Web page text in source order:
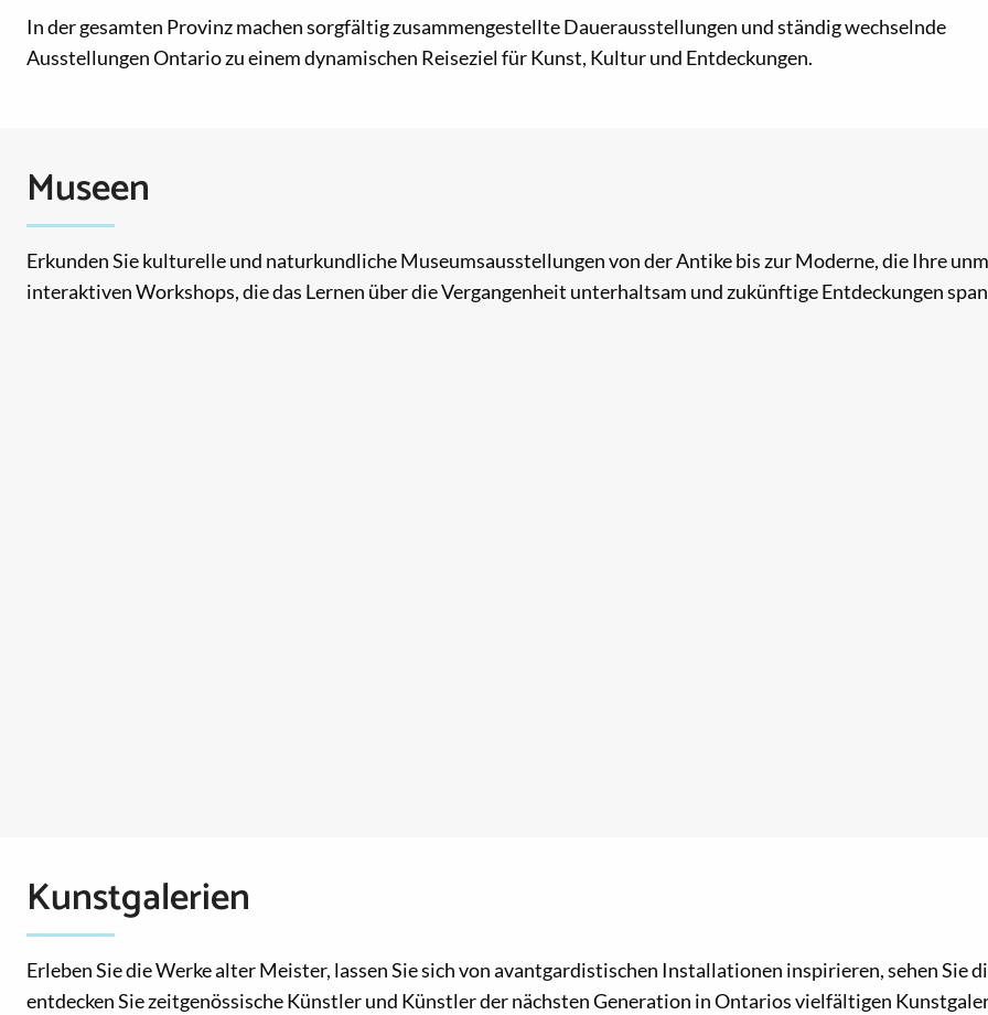
In der gesamten Provinz machen sorgfältig zusammengestellte Dauerausstellungen und ständig wechselnde
Ausstellungen Ontario zu einem dynamischen Reiseziel für Kunst, Kultur und Entdeckungen.
Museen
Erkunden Sie kulturelle und naturkundliche Museumsausstellungen von der Antike bis zur Moderne, die Ihre
interaktiven Workshops, die das Lernen über die Vergangenheit unterhaltsam und zukünftige Entdeckungen
Kunstgalerien
Erleben Sie die Werke alter Meister, lassen Sie sich von avantgardistischen Installationen inspirieren, sehen Sie
entdecken Sie zeitgenössische Künstler und Künstler der nächsten Generation in Ontarios vielfältigen